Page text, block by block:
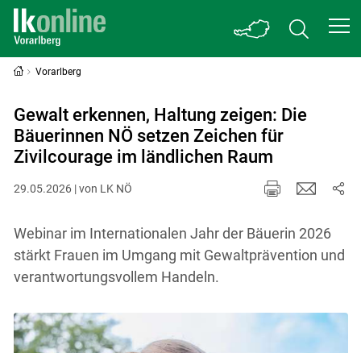
Vorarlberg
Gewalt erkennen, Haltung zeigen: Die
Bäuerinnen NÖ setzen Zeichen für
Zivilcourage im ländlichen Raum
29.05.2026 | von LK NÖ
Webinar im Internationalen Jahr der Bäuerin 2026
stärkt Frauen im Umgang mit Gewaltprävention und
verantwortungsvollem Handeln.